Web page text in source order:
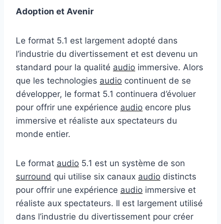
Adoption et Avenir
Le format 5.1 est largement adopté dans
l’industrie du divertissement et est devenu un
standard pour la qualité audio immersive. Alors
que les technologies audio continuent de se
développer, le format 5.1 continuera d’évoluer
pour offrir une expérience audio encore plus
immersive et réaliste aux spectateurs du
monde entier.
Le format audio 5.1 est un système de son
surround qui utilise six canaux audio distincts
pour offrir une expérience audio immersive et
réaliste aux spectateurs. Il est largement utilisé
dans l’industrie du divertissement pour créer